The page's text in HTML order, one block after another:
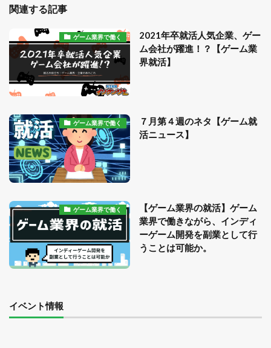
関連する記事
ゲーム業界で働く
2021年卒就活人気企業、ゲー
ム会社が躍進！？【ゲーム業
界就活】
ゲーム業界で働く
７月第４週のネタ【ゲーム就
活ニュース】
ゲーム業界で働く
【ゲーム業界の就活】ゲーム
業界で働きながら、インディ
ーゲーム開発を副業として行
うことは可能か。
イベント情報